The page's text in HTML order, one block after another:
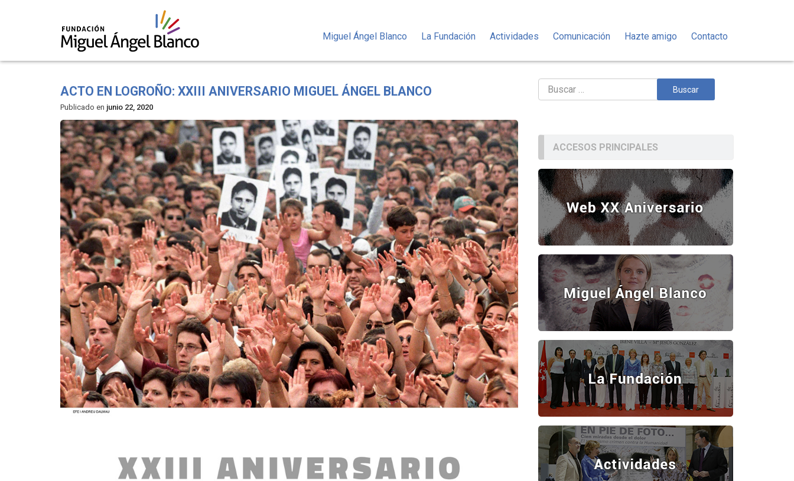
Miguel Ángel Blanco La Fundación Actividades Comunicación Hazte amigo Contacto
ACTO EN LOGROÑO: XXIII ANIVERSARIO MIGUEL ÁNGEL BLANCO
Publicado en junio 22, 2020
Buscar:
ACCESOS PRINCIPALES